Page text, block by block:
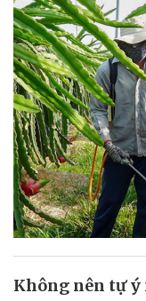
Không nên tự ý